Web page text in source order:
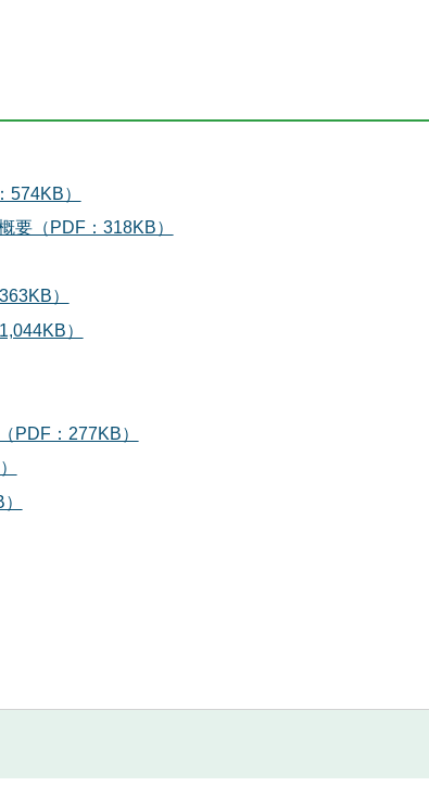
）
要（PDF：318KB）
）
）
PDF：277KB）